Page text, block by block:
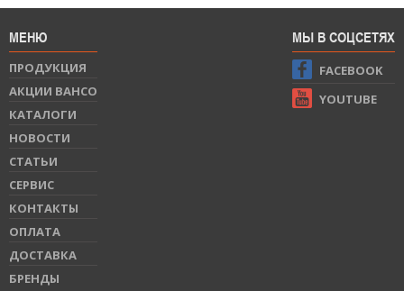
МЕНЮ
ПРОДУКЦИЯ
АКЦИИ BAHCO
КАТАЛОГИ
НОВОСТИ
СТАТЬИ
СЕРВИС
КОНТАКТЫ
ОПЛАТА
ДОСТАВКА
БРЕНДЫ
МЫ В СОЦСЕТЯХ
FACEBOOK
YOUTUBE